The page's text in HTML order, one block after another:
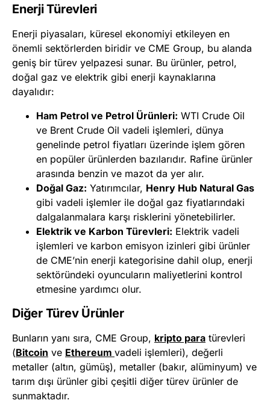
Enerji Türevleri
Enerji piyasaları, küresel ekonomiyi etkileyen en
önemli sektörlerden biridir ve CME Group, bu alanda
geniş bir türev yelpazesi sunar. Bu ürünler, petrol,
doğal gaz ve elektrik gibi enerji kaynaklarına
dayalıdır:
Ham Petrol ve Petrol Ürünleri: WTI Crude Oil
ve Brent Crude Oil vadeli işlemleri, dünya
genelinde petrol fiyatları üzerinde işlem gören
en popüler ürünlerden bazılarıdır. Rafine ürünler
arasında benzin ve mazot da yer alır.
Doğal Gaz: Yatırımcılar, Henry Hub Natural Gas
gibi vadeli işlemler ile doğal gaz fiyatlarındaki
dalgalanmalara karşı risklerini yönetebilirler.
Elektrik ve Karbon Türevleri: Elektrik vadeli
işlemleri ve karbon emisyon izinleri gibi ürünler
de CME’nin enerji kategorisine dahil olup, enerji
sektöründeki oyuncuların maliyetlerini kontrol
etmesine yardımcı olur.
Diğer Türev Ürünler
Bunların yanı sıra, CME Group, kripto para türevleri
(Bitcoin ve Ethereum vadeli işlemleri), değerli
metaller (altın, gümüş), metaller (bakır, alüminyum) ve
tarım dışı ürünler gibi çeşitli diğer türev ürünler de
sunmaktadır.